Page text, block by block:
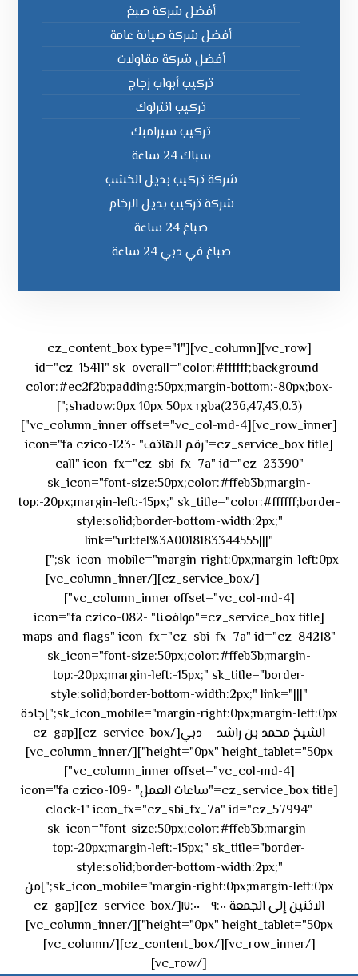
أفضل شركة صبغ
أفضل شركة صيانة عامة
أفضل شركة مقاولات
تركيب أبواب زجاج
تركيب انترلوك
تركيب سيرامبك
سباك 24 ساعة
شركة تركيب بديل الخشب
شركة تركيب بديل الرخام
صباغ 24 ساعة
صباغ في دبي 24 ساعة
[vc_row][vc_column][cz_content_box type="1"
id="cz_15411" sk_overall="color:#ffffff;background-
color:#ec2f2b;padding:50px;margin-bottom:-80px;box-
shadow:0px 10px 50px rgba(236,47,43,0.3);"]
[vc_row_inner][vc_column_inner offset="vc_col-md-4"]
[cz_service_box title="رقم الهاتف" icon="fa czico-123-
call" icon_fx="cz_sbi_fx_7a" id="cz_23390"
sk_icon="font-size:50px;color:#ffeb3b;margin-
top:-20px;margin-left:-15px;" sk_title="color:#ffffff;border-
style:solid;border-bottom-width:2px;"
link="url:tel%3A0018183344555|||"
sk_icon_mobile="margin-right:0px;margin-left:0px;"]
[/cz_service_box][/vc_column_inner]
[vc_column_inner offset="vc_col-md-4"]
[cz_service_box title="مواقعنا" icon="fa czico-082-
maps-and-flags" icon_fx="cz_sbi_fx_7a" id="cz_84218"
sk_icon="font-size:50px;color:#ffeb3b;margin-
top:-20px;margin-left:-15px;" sk_title="border-
style:solid;border-bottom-width:2px;" link="|||"
sk_icon_mobile="margin-right:0px;margin-left:0px;"]جادة
الشيخ محمد بن راشد – دبي[/cz_service_box][cz_gap
height="0px" height_tablet="50px"][/vc_column_inner]
[vc_column_inner offset="vc_col-md-4"]
[cz_service_box title="ساعات العمل" icon="fa czico-109-
clock-1" icon_fx="cz_sbi_fx_7a" id="cz_57994"
sk_icon="font-size:50px;color:#ffeb3b;margin-
top:-20px;margin-left:-15px;" sk_title="border-
style:solid;border-bottom-width:2px;"
sk_icon_mobile="margin-right:0px;margin-left:0px;"]من
الاثنين إلى الجمعة ٩:٠٠ - ١٧:٠٠[/cz_service_box][cz_gap
height="0px" height_tablet="50px"][/vc_column_inner]
[/vc_row_inner][/cz_content_box][/vc_column]
[/vc_row]